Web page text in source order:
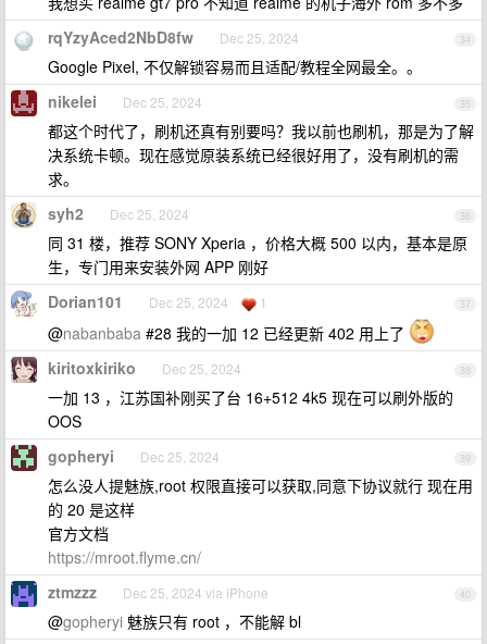
34
rqYzyAced2NbD8fw Dec 25, 2024
Google Pixel, 不仅解锁容易而且适配/教程全网最全。。
35
nikelei Dec 25, 2024
都这个时代了，刷机还真有别要吗？我以前也刷机，那是为了解
决系统卡顿。现在感觉原装系统已经很好用了，没有刷机的需
求。
36
syh2 Dec 25, 2024
同 31 楼，推荐 SONY Xperia ，价格大概 500 以内，基本是原
生，专门用来安装外网 APP 刚好
37
Dorian101 Dec 25, 2024 1
@nabanbaba #28 我的一加 12 已经更新 402 用上了
38
kiritoxkiriko Dec 25, 2024
一加 13 ，江苏国补刚买了台 16+512 4k5 现在可以刷外版的
OOS
39
gopheryi Dec 25, 2024
怎么没人提魅族,root 权限直接可以获取,同意下协议就行 现在用
的 20 是这样
官方文档
https://mroot.flyme.cn/
40
ztmzzz Dec 25, 2024 via iPhone
@gopheryi 魅族只有 root ，不能解 bl